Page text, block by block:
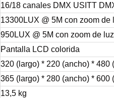
16/18 canales DMX USITT
13300LUX @ 5M con zoom de
950LUX @ 5M con zoom de
Pantalla LCD colorida
320 (largo) * 220 (ancho) * 480
365 (largo) * 280 (ancho) * 600
13,5 kg